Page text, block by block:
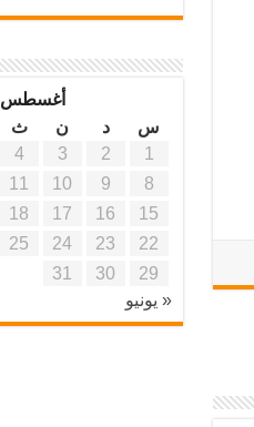
أغسطس 2026
س
د ن ث
1
2
3
4
8
9
10
11
15
16
17
18
22
23
24
25
29
30
31
« يونيو